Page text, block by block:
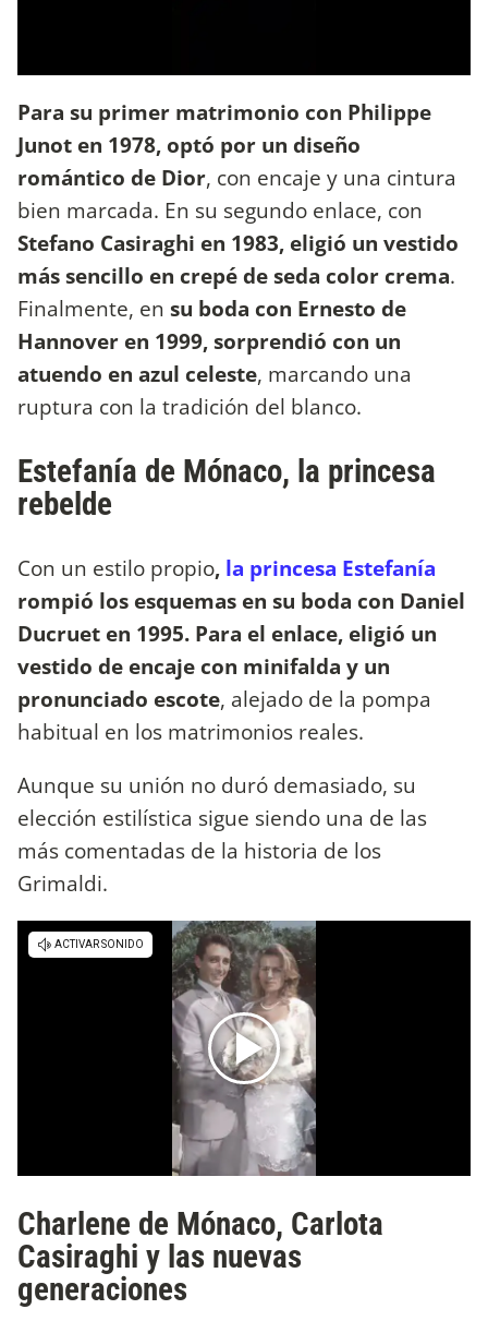
Para su primer matrimonio con Philippe
Junot en 1978, optó por un diseño
romántico de Dior, con encaje y una cintura
bien marcada. En su segundo enlace, con
Stefano Casiraghi en 1983, eligió un vestido
más sencillo en crepé de seda color crema.
Finalmente, en su boda con Ernesto de
Hannover en 1999, sorprendió con un
atuendo en azul celeste, marcando una
ruptura con la tradición del blanco.
Estefanía de Mónaco, la princesa
rebelde
Con un estilo propio, la princesa Estefanía
rompió los esquemas en su boda con Daniel
Ducruet en 1995. Para el enlace, eligió un
vestido de encaje con minifalda y un
pronunciado escote, alejado de la pompa
habitual en los matrimonios reales.
Aunque su unión no duró demasiado, su
elección estilística sigue siendo una de las
más comentadas de la historia de los
Grimaldi.
Charlene de Mónaco, Carlota
Casiraghi y las nuevas
generaciones